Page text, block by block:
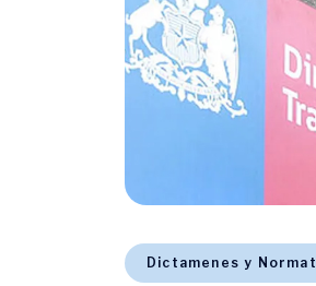
Dictamenes y